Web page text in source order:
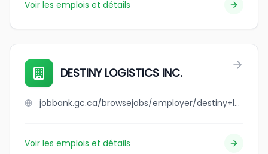
Voir les emplois et détails
DESTINY LOGISTICS INC.
jobbank.gc.ca/browsejobs/employer/destiny+logistics+inc./ca
Voir les emplois et détails